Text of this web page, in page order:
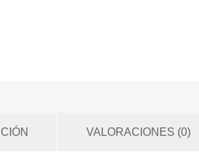
VALORACIONES (0)